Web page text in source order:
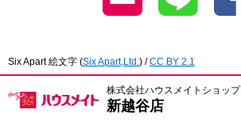
Six Apart 絵文字 (Six Apart,Ltd.) /CC BY 2.1
株式会社ハウスメイトショップ
新越谷店